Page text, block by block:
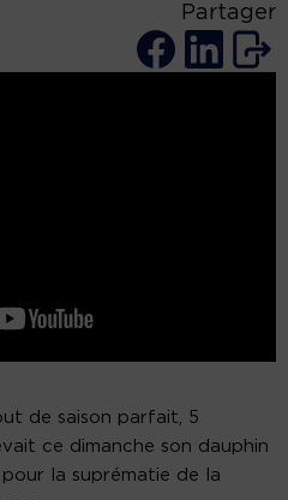
Partager
de saison parfait, 5
ce dimanche son dauphin
pour la suprématie de la